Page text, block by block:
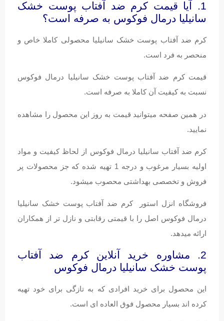
1. آیا قیمت کرم ضد آفتاب پوست خشک
سانیلیا درمال فوکوس به صرفه است؟
کرم ضد آفتاب پوست خشک سانیلیا محصولی کاملا خاص و
منحصر به فرد است.
قیمت کرم ضد آفتاب پوست خشک سانیلیا درمال فوکوس
نسبت به کیفیت آن کاملا به صرفه است.
در همین صفحه میتوانید قیمت به روز این محصول را مشاهده
نمایید.
کرم ضد آفتاب سانیلیا درمال فوکوس از لحاظ کیفیت و مواد
اولیه بسیار مرغوب و درجه 1 تهیه شده که جز محصولات پر
فروش و تخصصی بهداشتی محصوب میشود.
فروشگاه انزل استور کرم ضد آفتاب پوست خشک سانیلیا
درمال فوکوس اصل را با قیمتی رقابتی و نازل تر از همکاران
ارائه میدهد.
2. مشاوره خرید آنلاین کرم ضد آفتاب
پوست خشک سانیلیا درمال فوکوس
این محصول برای خرید افرادی که به تازگی برای خود تهیه
کرده اند بسیار محصول فوق العاده ای است.